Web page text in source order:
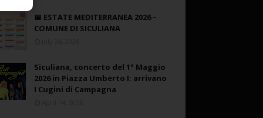
📅 ESTATE MEDITERRANEA 2026 –
COMUNE DI SICULIANA
Siculiana, concerto del 1° Maggio
2026 in Piazza Umberto I: arrivano
I Cugini di Campagna